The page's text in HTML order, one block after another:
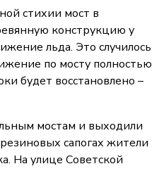
стихии мост в
конструкцию у
льда. Это случилось
по мосту полностью
будет восстановлено –
мостам и выходили
сапогах жители
На улице Советской